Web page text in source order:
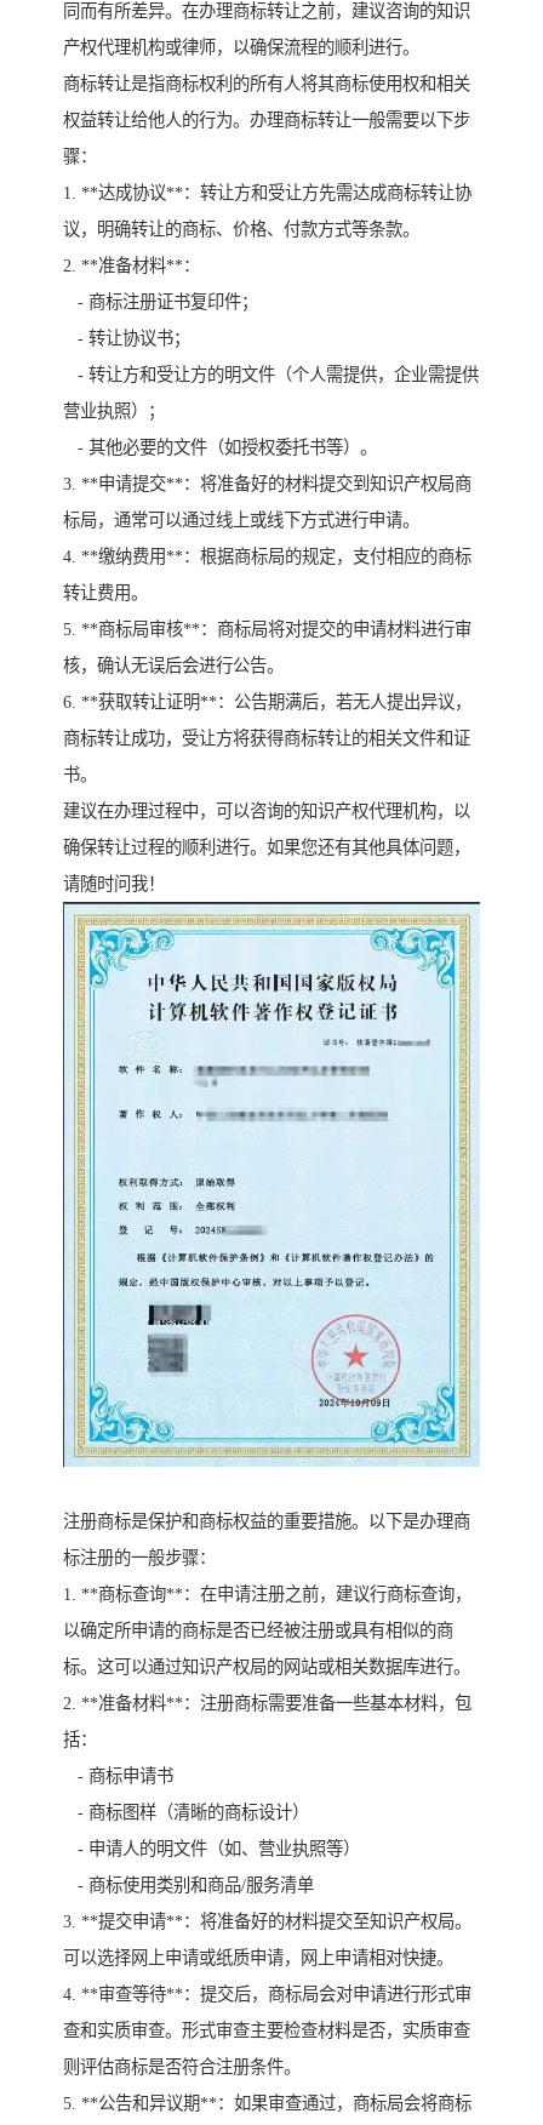
同而有所差异。在办理商标转让之前，建议咨询的知识
产权代理机构或律师，以确保流程的顺利进行。
商标转让是指商标权利的所有人将其商标使用权和相关
权益转让给他人的行为。办理商标转让一般需要以下步
骤：
1. **达成协议**：转让方和受让方先需达成商标转让协
议，明确转让的商标、价格、付款方式等条款。
2. **准备材料**：
- 商标注册证书复印件；
- 转让协议书；
- 转让方和受让方的明文件（个人需提供，企业需提供
营业执照）；
- 其他必要的文件（如授权委托书等）。
3. **申请提交**：将准备好的材料提交到知识产权局商
标局，通常可以通过线上或线下方式进行申请。
4. **缴纳费用**：根据商标局的规定，支付相应的商标
转让费用。
5. **商标局审核**：商标局将对提交的申请材料进行审
核，确认无误后会进行公告。
6. **获取转让证明**：公告期满后，若无人提出异议，
商标转让成功，受让方将获得商标转让的相关文件和证
书。
建议在办理过程中，可以咨询的知识产权代理机构，以
确保转让过程的顺利进行。如果您还有其他具体问题，
请随时问我！
注册商标是保护和商标权益的重要措施。以下是办理商
标注册的一般步骤：
1. **商标查询**：在申请注册之前，建议行商标查询，
以确定所申请的商标是否已经被注册或具有相似的商
标。这可以通过知识产权局的网站或相关数据库进行。
2. **准备材料**：注册商标需要准备一些基本材料，包
括：
- 商标申请书
- 商标图样（清晰的商标设计）
- 申请人的明文件（如、营业执照等）
- 商标使用类别和商品/服务清单
3. **提交申请**：将准备好的材料提交至知识产权局。
可以选择网上申请或纸质申请，网上申请相对快捷。
4. **审查等待**：提交后，商标局会对申请进行形式审
查和实质审查。形式审查主要检查材料是否，实质审查
则评估商标是否符合注册条件。
5. **公告和异议期**：如果审查通过，商标局会将商标